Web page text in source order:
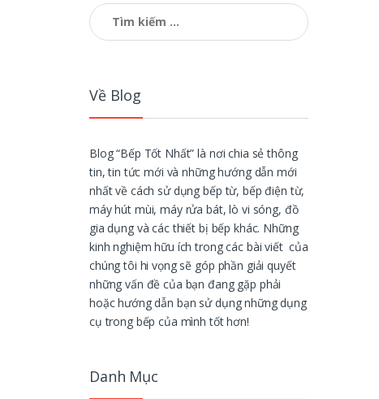
Tìm
kiếm
cho:
Về Blog
Blog “Bếp Tốt Nhất” là nơi chia sẻ thông
tin, tin tức mới và những hướng dẫn mới
nhất về cách sử dụng bếp từ, bếp điện từ,
máy hút mùi, máy rửa bát, lò vi sóng, đồ
gia dụng và các thiết bị bếp khác. Những
kinh nghiệm hữu ích trong các bài viết của
chúng tôi hi vọng sẽ góp phần giải quyết
những vấn đề của bạn đang gặp phải
hoặc hướng dẫn bạn sử dụng những dụng
cụ trong bếp của mình tốt hơn!
Danh Mục